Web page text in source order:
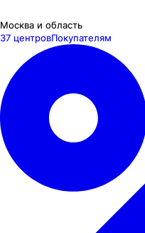
Москва и область
37 центровПокупателям